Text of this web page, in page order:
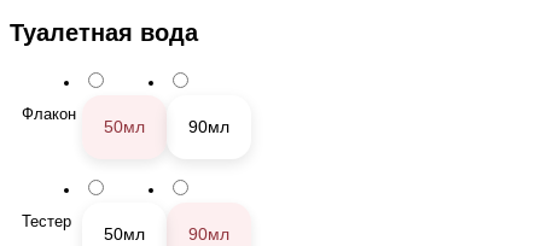
Туалетная вода
Флакон
50мл 90мл
Тестер
50мл 90мл